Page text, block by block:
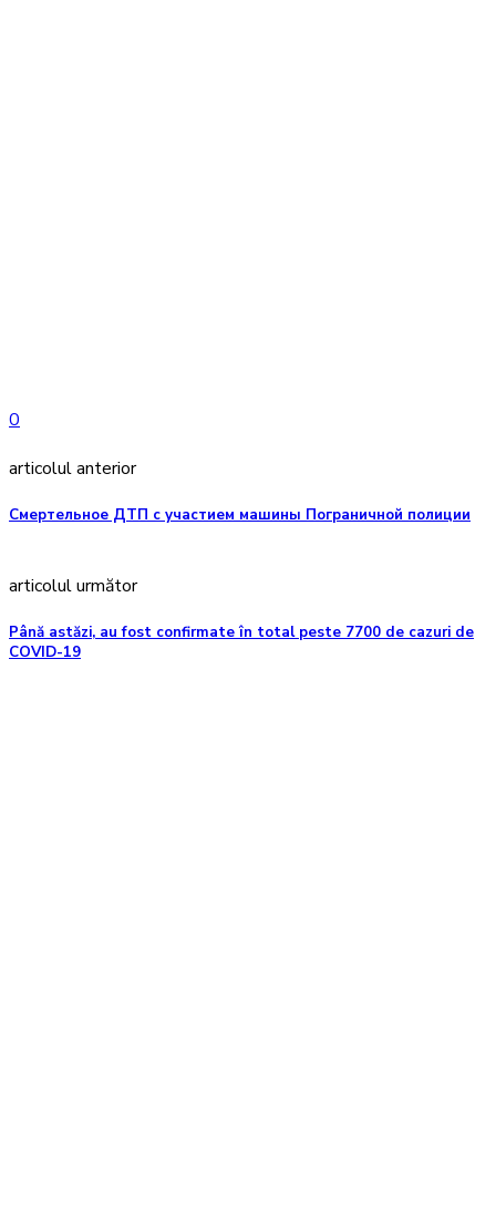
0
articolul anterior
Смертельное ДТП с участием машины Пограничной полиции
articolul următor
Până astăzi, au fost confirmate în total peste 7700 de cazuri de
COVID-19